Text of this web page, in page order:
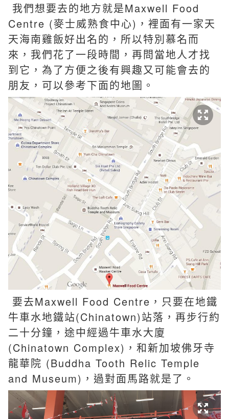
我們想要去的地方就是Maxwell Food
Centre (麥士威熟食中心)，裡面有一家天
天海南雞飯好出名的，所以特別慕名而
來，我們花了一段時間，再問當地人才找
到它，為了方便之後有興趣又可能會去的
朋友，可以參考下面的地圖。
要去Maxwell Food Centre，只要在地鐵
牛車水地鐵站(Chinatown)站落，再步行約
二十分鐘，途中經過牛車水大廈
(Chinatown Complex)，和新加坡佛牙寺
龍華院 (Buddha Tooth Relic Temple
and Museum)，過對面馬路就是了。